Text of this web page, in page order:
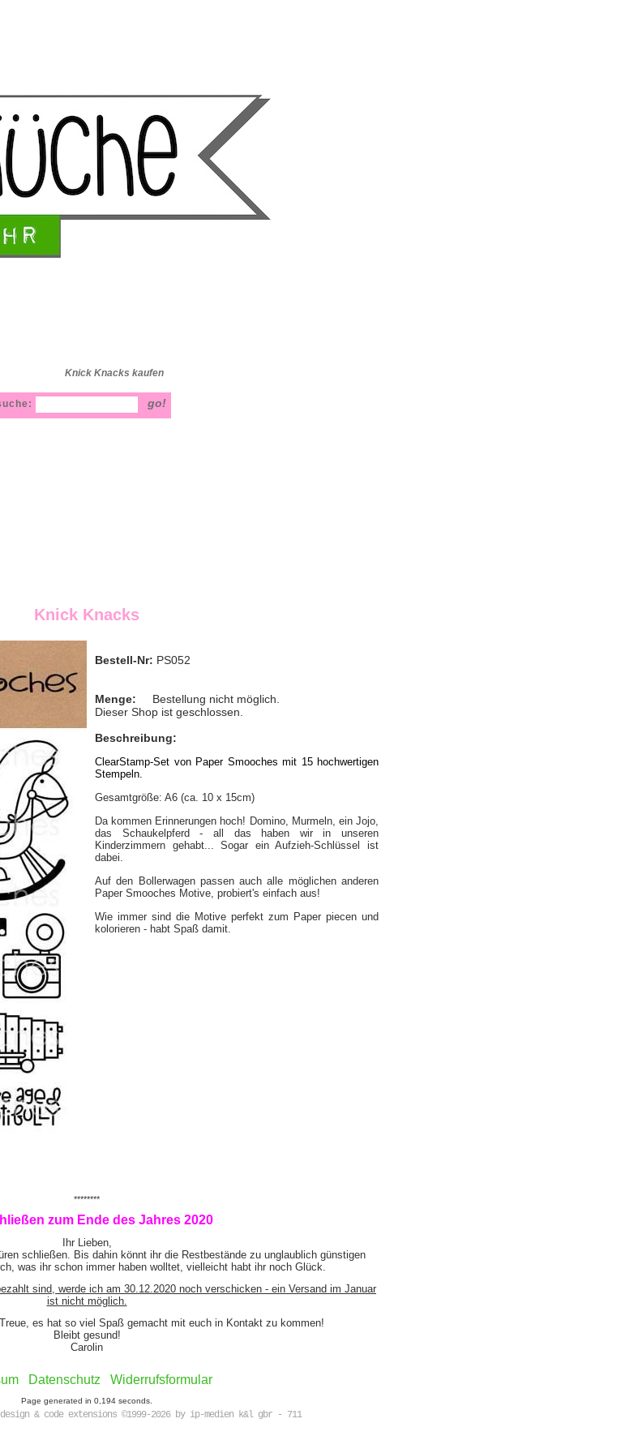
Knick Knacks kaufen
Knick Knacks
Bestell-Nr: PS052
Menge:
Bestellung nicht möglich.
Dieser Shop ist geschlossen.
Beschreibung:
ClearStamp-Set von Paper Smooches mit 15 hochwertigen
Stempeln.
Gesamtgröße: A6 (ca. 10 x 15cm)
Da kommen Erinnerungen hoch! Domino, Murmeln, ein Jojo,
das Schaukelpferd - all das haben wir in unseren
Kinderzimmern gehabt... Sogar ein Aufzieh-Schlüssel ist
dabei.
Auf den Bollerwagen passen auch alle möglichen anderen
Paper Smooches Motive, probiert's einfach aus!
Wie immer sind die Motive perfekt zum Paper piecen und
kolorieren - habt Spaß damit.
********
zum Ende des Jahres 2020
Ihr Lieben,
schließen. Bis dahin könnt ihr die Restbestände zu unglaublich günstigen
was ihr schon immer haben wolltet, vielleicht habt ihr noch Glück.
sind, werde ich am 30.12.2020 noch verschicken - ein Versand im Januar
ist nicht möglich.
es hat so viel Spaß gemacht mit euch in Kontakt zu kommen!
Bleibt gesund!
Carolin
Datenschutz Widerrufsformular
Page generated in 0,194 seconds.
& code extensions ©1999-2026 by ip-medien k&l gbr - 711